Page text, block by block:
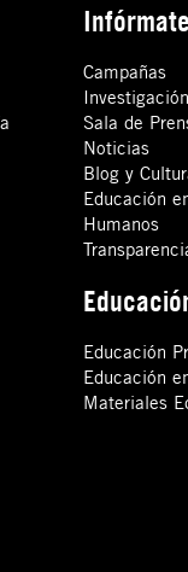
Infórmate
Campañas
Investigación
Sala de
Noticias
Blog y
Educación
Humanos
Educación
Educación
Materiales